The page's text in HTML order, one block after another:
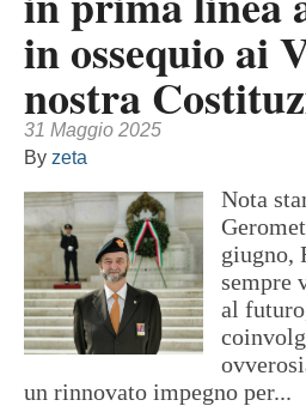
in ossequio ai
nostra
31 Maggio 2025
By zeta
Nota
giugno,
sempre
al
un rinnovato impegno per...